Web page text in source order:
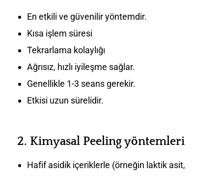
En etkili ve güvenilir yöntemdir.
Kısa işlem süresi
Tekrarlama kolaylığı
Ağrısız, hızlı iyileşme sağlar.
Genellikle 1-3 seans gerekir.
Etkisi uzun sürelidir.
2. Kimyasal Peeling yöntemleri
Hafif asidik içeriklerle (örneğin laktik asit,